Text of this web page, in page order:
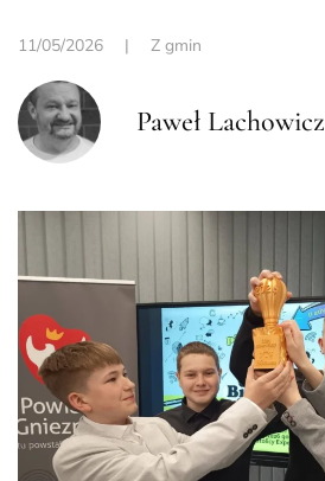
11/05/2026 | Z gmin
Paweł Lachowicz